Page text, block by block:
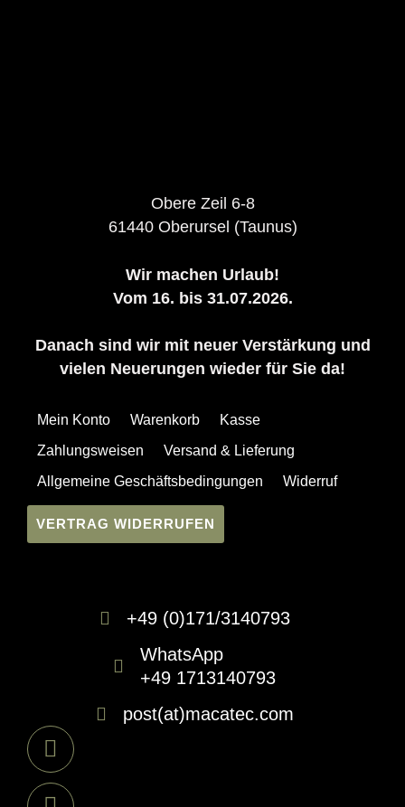
Obere Zeil 6-8
61440 Oberursel (Taunus)
Wir machen Urlaub!
Vom 16. bis 31.07.2026.
Danach sind wir mit neuer Verstärkung und
vielen Neuerungen wieder für Sie da!
Mein Konto Warenkorb
Kasse
Zahlungsweisen
Versand & Lieferung
Allgemeine Geschäftsbedingungen
Widerruf
VERTRAG WIDERRUFEN
+49 (0)171/3140793
WhatsApp
+49 1713140793
post(at)macatec.com